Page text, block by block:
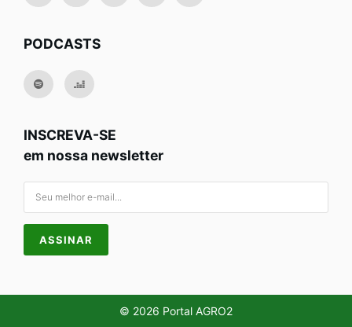
PODCASTS
INSCREVA-SE
em nossa newsletter
© 2026 Portal AGRO2